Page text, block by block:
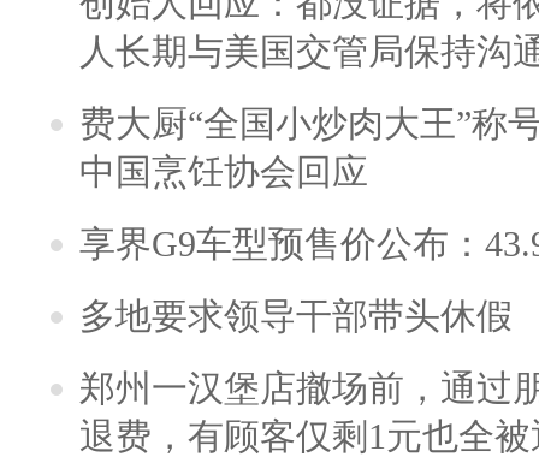
人长期与美国交管局保持沟
费大厨“全国小炒肉大王”称
中国烹饪协会回应
享界G9车型预售价公布：
多地要求领导干部带头休假
郑州一汉堡店撤场前，通过
退费，有顾客仅剩1元也全